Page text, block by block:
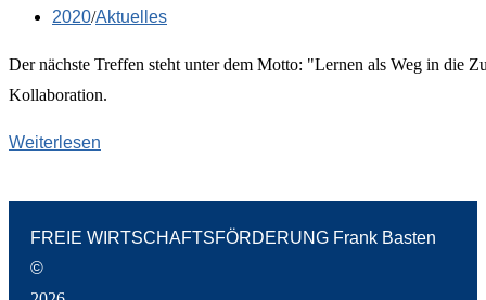
2020/Aktuelles
Der nächste Treffen steht unter dem Motto: "Lernen als Weg in die
Kollaboration.
Weiterlesen
FREIE WIRTSCHAFTSFÖRDERUNG Frank Basten
©